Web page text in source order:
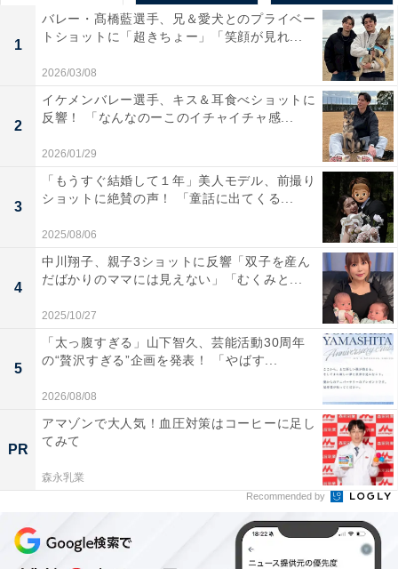
1
バレー・髙橋藍選手、兄＆愛犬とのプライベー
トショットに「超きちょー」「笑顔が見れ...
2026/03/08
2
イケメンバレー選手、キス＆耳食べショットに
反響！ 「なんなのーこのイチャイチャ感...
2026/01/29
3
「もうすぐ結婚して１年」美人モデル、前撮り
ショットに絶賛の声！ 「童話に出てくる...
2025/08/06
4
中川翔子、親子3ショットに反響「双子を産ん
だばかりのママには見えない」「むくみと...
2025/10/27
5
「太っ腹すぎる」山下智久、芸能活動30周年
の“贅沢すぎる”企画を発表！ 「やばす...
2026/08/08
PR
アマゾンで大人気！血圧対策はコーヒーに足し
てみて
森永乳業
Recommended by